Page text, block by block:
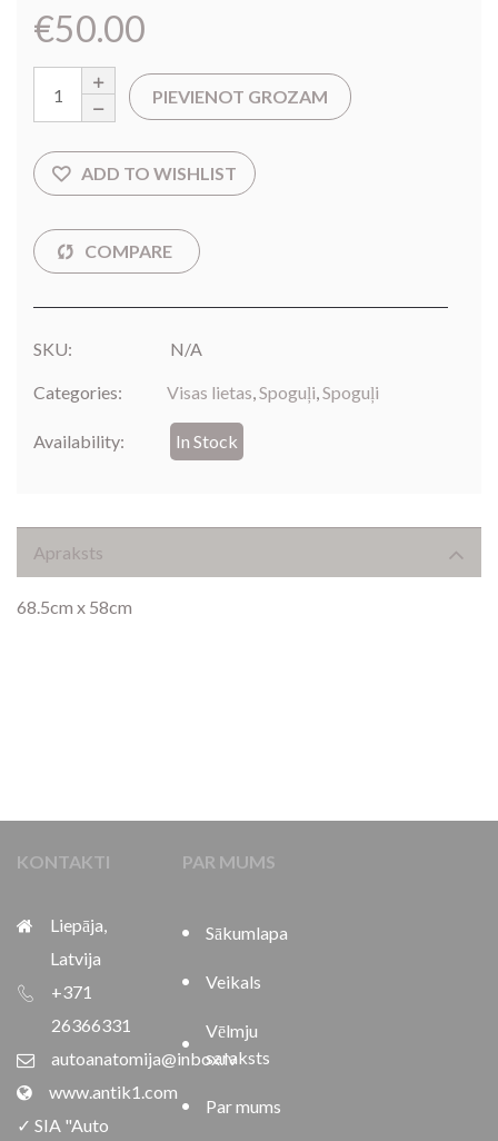
€50.00
PIEVIENOT GROZAM
SKU: N/A
Categories: Visas lietas,Spoguļi,Spoguļi
Availability: In Stock
Apraksts
68.5cm x 58cm
KONTAKTI
Liepāja,
Latvija
+371
26366331
autoanatomija@inbox.lv
www.antik1.com
✓ SIA "Auto
PAR MUMS
Sākumlapa
Veikals
Vēlmju
saraksts
Par mums